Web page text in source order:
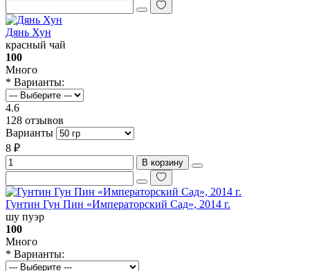
Дянь Хун
красный чай
100
Много
* Варианты:
4.6
128 отзывов
Варианты
8 ₽
В корзину
Гунтин Гун Пин «‎Императорский Сад», 2014 г.
шу пуэр
100
Много
* Варианты: